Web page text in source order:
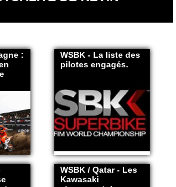
:
WSBK - La liste des
pilotes engagés.
WSBK / Qatar - Les
Kawasaki